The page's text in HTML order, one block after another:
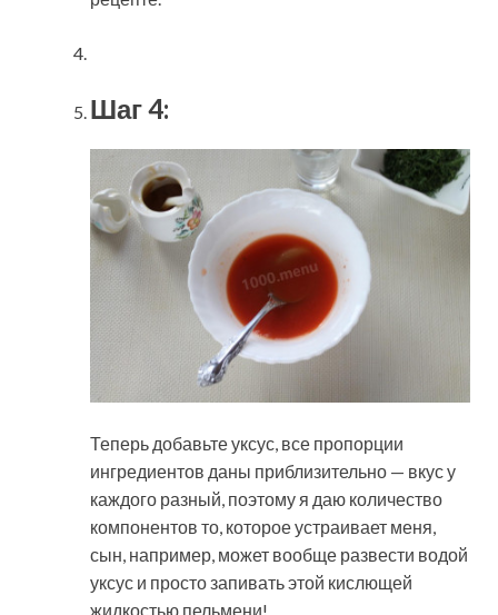
Шаг 4:
Теперь добавьте уксус, все пропорции
ингредиентов даны приблизительно — вкус у
каждого разный, поэтому я даю количество
компонентов то, которое устраивает меня,
сын, например, может вообще развести водой
уксус и просто запивать этой кислющей
жидкостью пельмени!